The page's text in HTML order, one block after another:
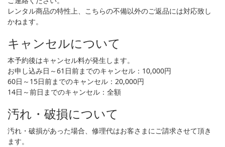
レンタル商品の特性上、こちらの不備以外のご返品には対応致し
かねます。
キャンセルについて
本予約後はキャンセル料が発生します。
お申し込み日～61日前までのキャンセル：10,000円
60日～15日前までのキャンセル：20,000円
14日～前日までのキャンセル：全額
汚れ・破損について
汚れ・破損があった場合、修理代はお客さまにご請求させて頂き
ます。